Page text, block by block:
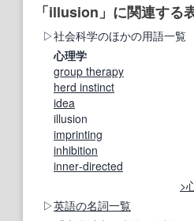
「illusion」に関連する
社会科学のほかの用語一覧
心理学
group therapy
herd instinct
idea
illusion
imprinting
inhibition
inner‐directed
英語の名詞一覧